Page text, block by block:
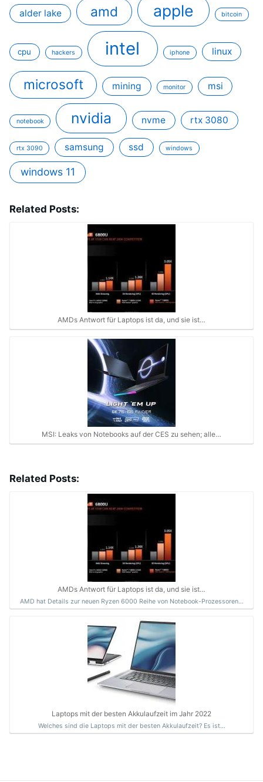
alder lake amd apple bitcoin
cpu hackers intel iphone linux
microsoft mining monitor msi
notebook nvidia nvme rtx 3080
rtx 3090 samsung ssd windows
windows 11
Related Posts:
AMDs Antwort für Laptops ist da, und sie ist…
MSI: Leaks von Notebooks auf der CES zu sehen; alle…
Related Posts:
AMDs Antwort für Laptops ist da, und sie ist…
AMD hat Details zur neuen Ryzen 6000 Reihe von Notebook-Prozessoren…
Laptops mit der besten Akkulaufzeit im Jahr 2022
Welches sind die Laptops mit der besten Akkulaufzeit? Es ist…